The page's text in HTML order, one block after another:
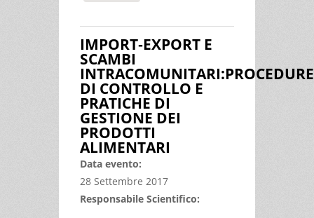
PROTOCOLLO DI VALUTAZIONE DEL
FRENULO
IMPORT‐EXPORT E
SCAMBI
INTRACOMUNITARI:PROCEDURE
DI CONTROLLO E
PRATICHE DI
GESTIONE DEI
PRODOTTI
ALIMENTARI
Data evento:
28 Settembre 2017
Responsabile Scientifico: